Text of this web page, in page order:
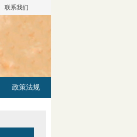
联系我们
政策法规